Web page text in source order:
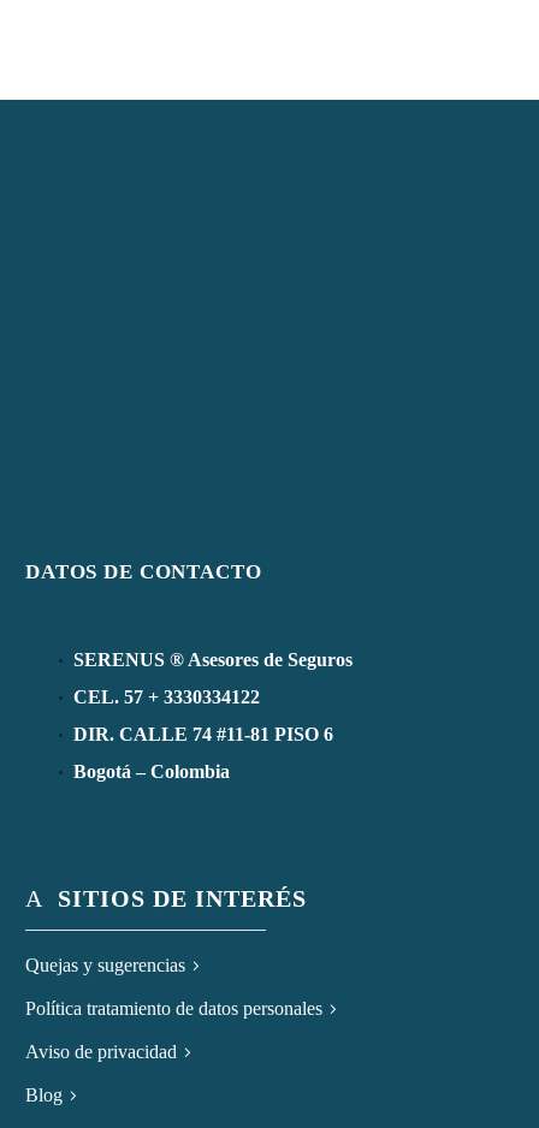
DATOS DE CONTACTO
SERENUS ® Asesores de Seguros
CEL. 57 + 3330334122
DIR. CALLE 74 #11-81 PISO 6
Bogotá – Colombia
A SITIOS DE INTERÉS
Quejas y sugerencias
Política tratamiento de datos personales
Aviso de privacidad
Blog